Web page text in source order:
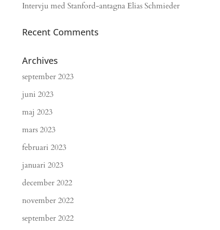
Intervju med Stanford-antagna Elias Schmieder
Recent Comments
Archives
september 2023
juni 2023
maj 2023
mars 2023
februari 2023
januari 2023
december 2022
november 2022
september 2022